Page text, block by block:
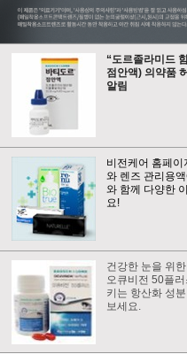
“도르졸라미드
점안액) 의약품
알림
비전케어 홈페
와 렌즈 관리용
와 함께 다양한
요!
건강한 눈을 위
오큐비전 50플
키는 항산화 성
보세요.